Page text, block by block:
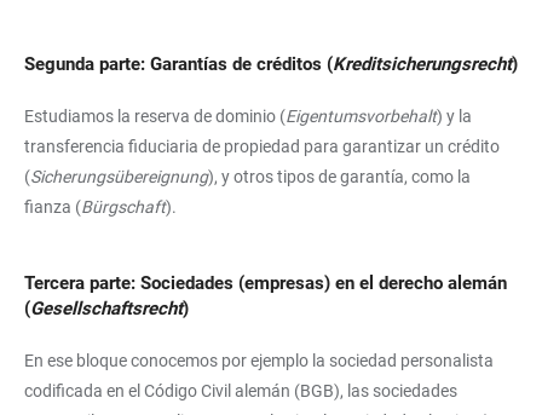
Segunda parte: Garantías de créditos (Kreditsicherungsrecht)
Estudiamos la reserva de dominio (Eigentumsvorbehalt) y la
transferencia fiduciaria de propiedad para garantizar un crédito
(Sicherungsübereignung), y otros tipos de garantía, como la
fianza (Bürgschaft).
Tercera parte: Sociedades (empresas) en el derecho alemán
(Gesellschaftsrecht)
En ese bloque conocemos por ejemplo la sociedad personalista
codificada en el Código Civil alemán (BGB), las sociedades